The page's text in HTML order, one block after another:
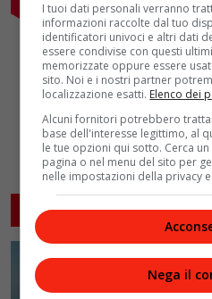
ARTICOLI CORRELATI
I tuoi dati personali verranno
informazioni raccolte dal tuo
identificatori univoci e altri dati
essere condivise con questi
memorizzate oppure essere
sito. Noi e i nostri partner
localizzazione esatti. Elenco dei
Alcuni fornitori potrebbero
base dell'interesse legittimo, al
le tue opzioni qui sotto. Cerca
pagina o nel menu del sito per
nelle impostazioni della privacy
Nega il